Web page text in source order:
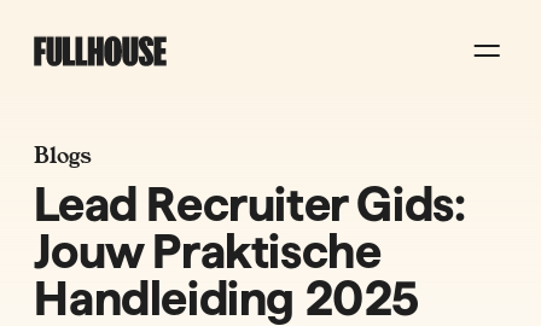
Blogs
Lead Recruiter Gids:
Jouw Praktische
Handleiding 2025